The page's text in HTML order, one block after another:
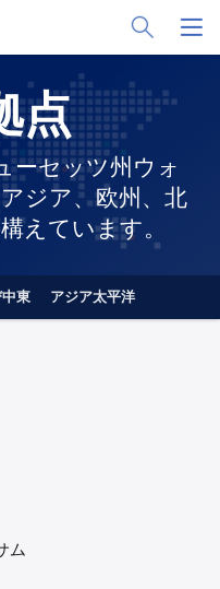
Toggle
点
ーセッツ州ウォ
ジア、欧州、北
えています。
to東 アジア太平洋
ム